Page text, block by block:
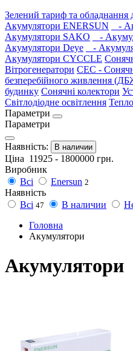
Зелений тариф та обладнання
Акумулятори ENERSUN
-
Акумулятори SAKO
-
Акумулятори Deye
-
Акумулятори CYCCLE
Вітрогенератори СЕС -
безперебійного живлення
будинку Сонячні колектори
Світлодіодне освітлення
Параметри
Параметри
Наявність: В наличии
Ціна 11925 - 1800000 грн.
Виробник
Всі
Enersun 2
Наявність
Всі 47 В наличии
Головна
Акумулятори
Акумулятори